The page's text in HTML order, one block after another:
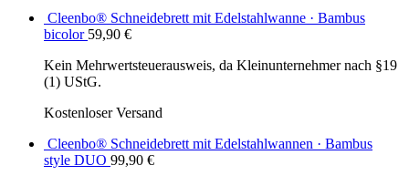
Cleenbo® Schneidebrett mit Edelstahlwanne · Bambus
bicolor 59,90 €
Kein Mehrwertsteuerausweis, da Kleinunternehmer nach §19
(1) UStG.
Kostenloser Versand
Cleenbo® Schneidebrett mit Edelstahlwannen · Bambus
style DUO 99,90 €